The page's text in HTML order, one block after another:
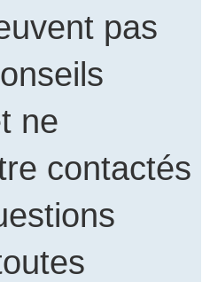
pas
ne
contactés